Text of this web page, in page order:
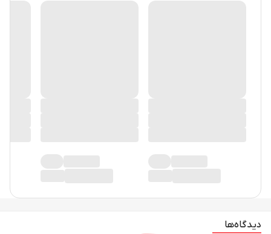
دیدگاه‌ها